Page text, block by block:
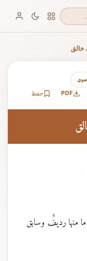
خالق
PDF حفظ
ما منها رديفٌ وسابق